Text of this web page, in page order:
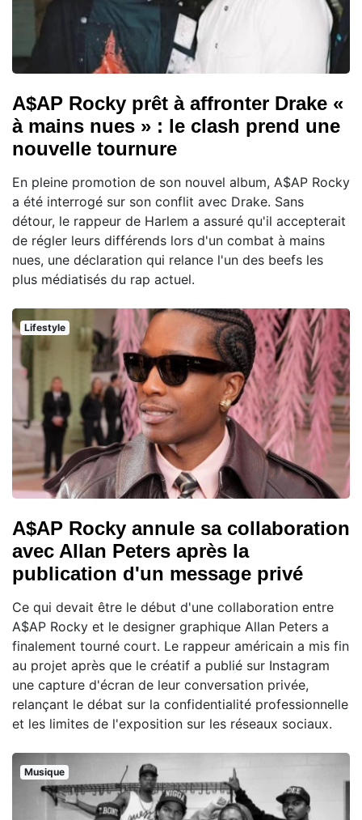
A$AP Rocky prêt à affronter Drake «
à mains nues » : le clash prend une
nouvelle tournure
En pleine promotion de son nouvel album, A$AP Rocky
a été interrogé sur son conflit avec Drake. Sans
détour, le rappeur de Harlem a assuré qu'il accepterait
de régler leurs différends lors d'un combat à mains
nues, une déclaration qui relance l'un des beefs les
plus médiatisés du rap actuel.
Lifestyle
A$AP Rocky annule sa collaboration
avec Allan Peters après la
publication d'un message privé
Ce qui devait être le début d'une collaboration entre
A$AP Rocky et le designer graphique Allan Peters a
finalement tourné court. Le rappeur américain a mis fin
au projet après que le créatif a publié sur Instagram
une capture d'écran de leur conversation privée,
relançant le débat sur la confidentialité professionnelle
et les limites de l'exposition sur les réseaux sociaux.
Musique